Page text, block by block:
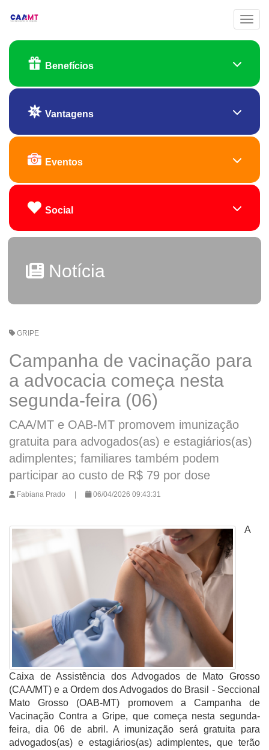
Benefícios
Vantagens
Eventos
Social
Notícia
GRIPE
Campanha de vacinação para
a advocacia começa nesta
segunda-feira (06)
CAA/MT e OAB-MT promovem imunização
gratuita para advogados(as) e estagiários(as)
adimplentes; familiares também podem
participar ao custo de R$ 79 por dose
Fabiana Prado 06/04/2026 09:43:31
A
Caixa de Assistência dos Advogados de Mato Grosso
(CAA/MT) e a Ordem dos Advogados do Brasil - Seccional
Mato Grosso (OAB-MT) promovem a Campanha de
Vacinação Contra a Gripe, que começa nesta segunda-
feira, dia 06 de abril. A imunização será gratuita para
advogados(as) e estagiários(as) adimplentes, que terão